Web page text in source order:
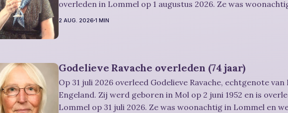
overleden in Lommel op 1 augustus 2026. Ze was
en werd 84 jaar. Rouwbericht Severens: De uitvaartdienst zal in besloten
2 AUG. 2026 1 MIN
Godelieve Ravache overleden (74 jaar)
Op 31 juli 2026 overleed Godelieve Ravache, echtgenote van
Engeland. Zij werd geboren in Mol op 2 juni 1952 en is
Lommel op 31 juli 2026. Ze was woonachtig in Lommel en